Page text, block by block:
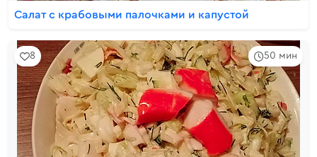
Салат с крабовыми палочками и капустой
50 мин
8